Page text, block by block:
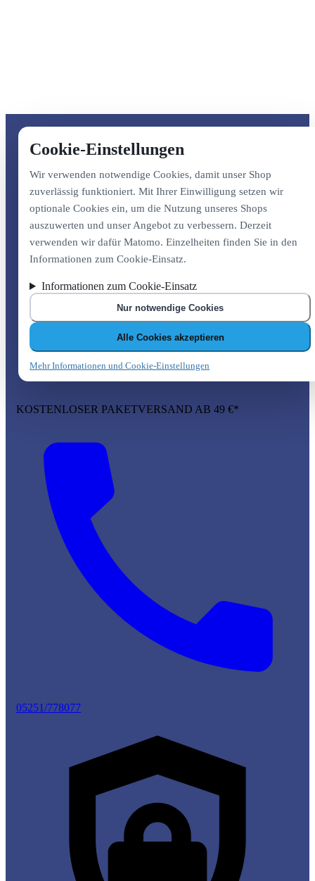
Cookie-Einstellungen
Wir verwenden notwendige Cookies, damit unser Shop
zuverlässig funktioniert. Mit Ihrer Einwilligung setzen wir
optionale Cookies ein, um die Nutzung unseres Shops
auszuwerten und unser Angebot zu verbessern. Derzeit
verwenden wir dafür Matomo. Einzelheiten finden Sie in den
Informationen zum Cookie-Einsatz.
Informationen zum Cookie-Einsatz
Nur notwendige Cookies
Alle Cookies akzeptieren
Mehr Informationen und Cookie-Einstellungen
KOSTENLOSER PAKETVERSAND AB 49 €*
05251/778077